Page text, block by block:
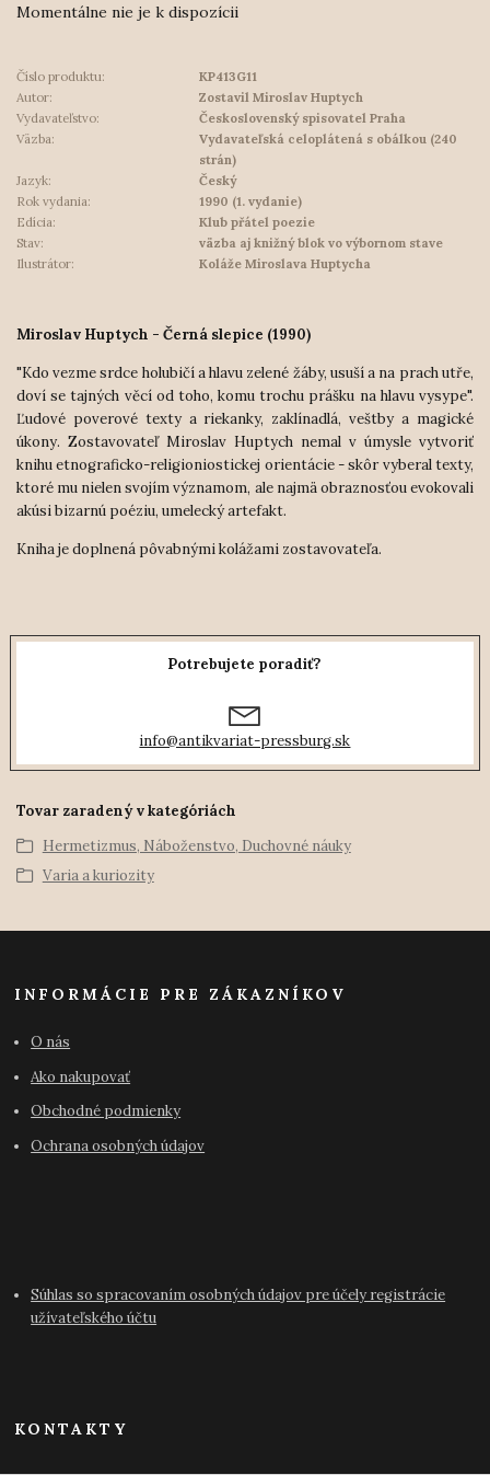
Momentálne nie je k dispozícii
Číslo produktu:
KP413G11
Autor:
Zostavil Miroslav Huptych
Vydavateľstvo:
Československý spisovatel Praha
Väzba:
Vydavateľská celoplátená s obálkou (240
strán)
Jazyk:
Český
Rok vydania:
1990 (1. vydanie)
Edícia:
Klub přátel poezie
Stav:
väzba aj knižný blok vo výbornom stave
Ilustrátor:
Koláže Miroslava Huptycha
Miroslav Huptych - Černá slepice (1990)
"Kdo vezme srdce holubičí a hlavu zelené žáby, usuší a na prach utře,
doví se tajných věcí od toho, komu trochu prášku na hlavu vysype".
Ľudové poverové texty a riekanky, zaklínadlá, veštby a magické
úkony. Zostavovateľ Miroslav Huptych nemal v úmysle vytvoriť
knihu etnograficko-religioniostickej orientácie - skôr vyberal texty,
ktoré mu nielen svojím významom, ale najmä obraznosťou evokovali
akúsi bizarnú poéziu, umelecký artefakt.
Kniha je doplnená pôvabnými kolážami zostavovateľa.
Potrebujete poradiť?
info@antikvariat-pressburg.sk
Tovar zaradený v kategóriách
Hermetizmus, Náboženstvo, Duchovné náuky
Varia a kuriozity
INFORMÁCIE PRE ZÁKAZNÍKOV
O nás
Ako nakupovať
Obchodné podmienky
Ochrana osobných údajov
Súhlas so spracovaním osobných údajov pre účely registrácie
užívateľského účtu
KONTAKTY